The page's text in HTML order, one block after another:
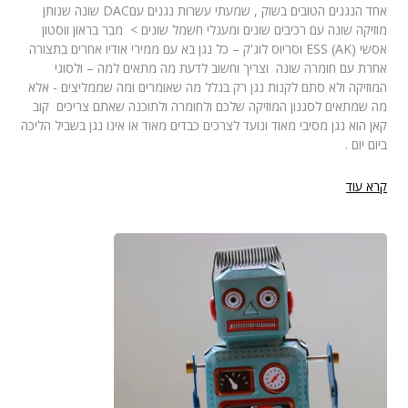
אחד הנגנים הטובים בשוק , שמעתי עשרות נגנים עםDAC שונה שנותן
מוזיקה שונה עם רכיבים שונים ומעגלי חשמל שונים > מבר בראון ווסטון
אסשי (AK
)
ESS וסריוס לוג'ק – כל נגן בא עם ממירי אודיו אחרים בתצורה
אחרת עם חומרה שונה וצריך וחשוב לדעת מה מתאים למה – ולסוגי
המוזיקה ולא סתם לקנות נגן רק בגלל מה שאומרים ומה שממליצים - אלא
מה שמתאים לסגנון המוזיקה שלכם ולחומרה ולתוכנה שאתם צריכים קוב
קאן הוא נגן מסיבי מאוד ונועד לצרכים כבדים מאוד או אינו נגן בשביל הליכה
ביום יום .
קרא עוד